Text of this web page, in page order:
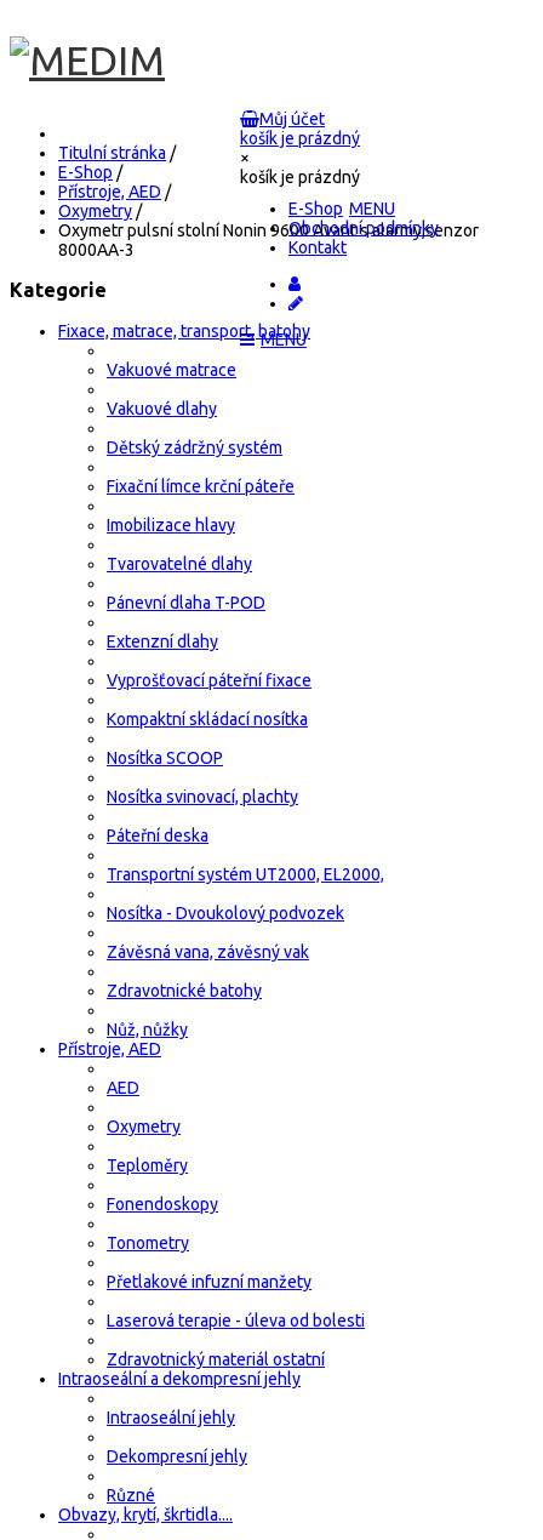
Můj účet
košík je prázdný
×
košík je prázdný
E-Shop
Obchodní podmínky
Kontakt
Titulní stránka /
E-Shop /
Přístroje, AED /
Oxymetry /
Oxymetr pulsní stolní Nonin 9600 Avant s alarmy,senzor
8000AA-3
Kategorie
Fixace, matrace, transport, batohy
Vakuové matrace
Vakuové dlahy
Dětský zádržný systém
Fixační límce krční páteře
Imobilizace hlavy
Tvarovatelné dlahy
Pánevní dlaha T-POD
Extenzní dlahy
Vyprošťovací páteřní fixace
Kompaktní skládací nosítka
Nosítka SCOOP
Nosítka svinovací, plachty
Páteřní deska
Transportní systém UT2000, EL2000,
Nosítka - Dvoukolový podvozek
Závěsná vana, závěsný vak
Zdravotnické batohy
Nůž, nůžky
Přístroje, AED
AED
Oxymetry
Teploměry
Fonendoskopy
Tonometry
Přetlakové infuzní manžety
Laserová terapie - úleva od bolesti
Zdravotnický materiál ostatní
Intraoseální a dekompresní jehly
Intraoseální jehly
Dekompresní jehly
Různé
Obvazy, krytí, škrtidla....